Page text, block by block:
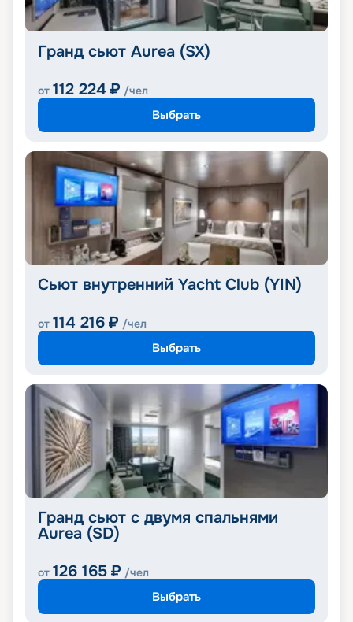
Гранд сьют Aurea (SX)
от 112 224 ₽ /чел
Выбрать
Сьют внутренний Yacht Club (YIN)
от 114 216 ₽ /чел
Выбрать
Гранд сьют с двумя спальнями
Aurea (SD)
от 126 165 ₽ /чел
Выбрать